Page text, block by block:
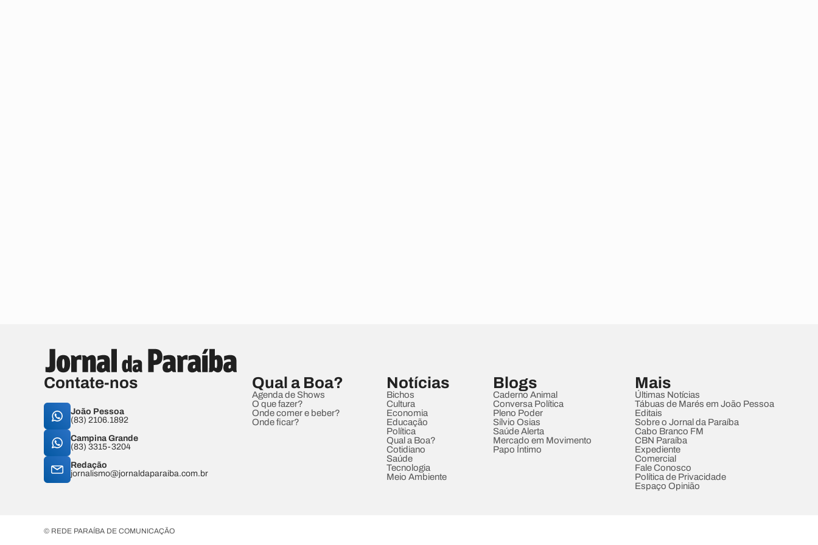
Contate-nos
João Pessoa
(83) 2106.1892
Campina Grande
(83) 3315-3204
Redação
jornalismo@jornaldaparaiba.com.br
Qual a Boa?
Agenda de Shows
O que fazer?
Onde comer e beber?
Onde ficar?
Notícias
Bichos
Cultura
Economia
Educação
Política
Qual a Boa?
Cotidiano
Saúde
Tecnologia
Meio Ambiente
Blogs
Caderno Animal
Conversa Política
Pleno Poder
Sílvio Osias
Saúde Alerta
Mercado em Movimento
Papo Íntimo
Mais
Últimas Notícias
Tábuas de Marés em João Pessoa
Editais
Sobre o Jornal da Paraíba
Cabo Branco FM
CBN Paraíba
Expediente
Comercial
Fale Conosco
Política de Privacidade
Espaço Opinião
© REDE PARAÍBA DE COMUNICAÇÃO